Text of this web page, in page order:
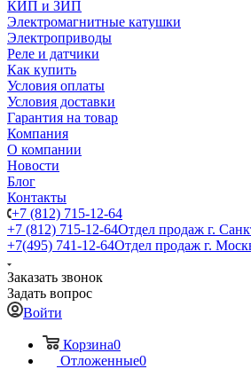
КИП и ЗИП
Электромагнитные катушки
Электроприводы
Реле и датчики
Как купить
Условия оплаты
Условия доставки
Гарантия на товар
Компания
О компании
Новости
Блог
Контакты
+7 (812) 715-12-64
+7 (812) 715-12-64Отдел продаж г.
+7(495) 741-12-64Отдел продаж г.
Заказать звонок
Задать вопрос
Войти
Корзина0
Отложенные0